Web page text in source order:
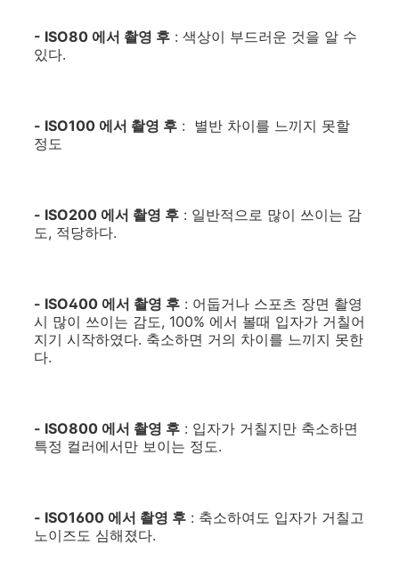
- ISO80 에서 촬영 후 : 색상이 부드러운 것을 알 수
있다.
- ISO100 에서 촬영 후 : 별반 차이를 느끼지 못할
정도
- ISO200 에서 촬영 후 : 일반적으로 많이 쓰이는 감
도, 적당하다.
- ISO400 에서 촬영 후 : 어둡거나 스포츠 장면 촬영
시 많이 쓰이는 감도, 100% 에서 볼때 입자가 거칠어
지기 시작하였다. 축소하면 거의 차이를 느끼지 못한
다.
- ISO800 에서 촬영 후 : 입자가 거칠지만 축소하면
특정 컬러에서만 보이는 정도.
- ISO1600 에서 촬영 후 : 축소하여도 입자가 거칠고
노이즈도 심해졌다.